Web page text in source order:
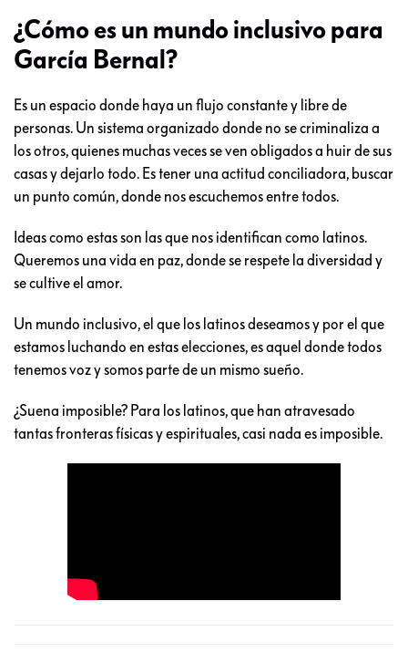
¿Cómo es un mundo inclusivo para
García Bernal?
Es un espacio donde haya un flujo constante y libre de
personas. Un sistema organizado donde no se criminaliza a
los otros, quienes muchas veces se ven obligados a huir de sus
casas y dejarlo todo. Es tener una actitud conciliadora, buscar
un punto común, donde nos escuchemos entre todos.
Ideas como estas son las que nos identifican como latinos.
Queremos una vida en paz, donde se respete la diversidad y
se cultive el amor.
Un mundo inclusivo, el que los latinos deseamos y por el que
estamos luchando en estas elecciones, es aquel donde todos
tenemos voz y somos parte de un mismo sueño.
¿Suena imposible? Para los latinos, que han atravesado
tantas fronteras físicas y espirituales, casi nada es imposible.